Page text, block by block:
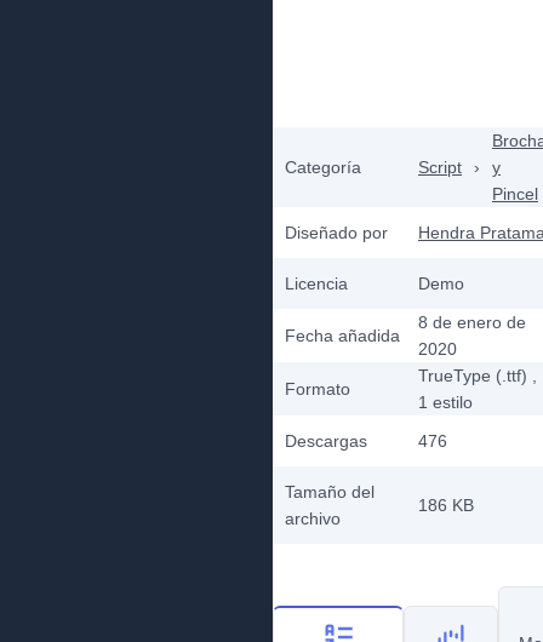
Categoría Script ›
y
Pincel
Diseñado por
Hendra
Licencia Demo
Fecha añadida
8 de enero de
2020
Formato
TrueType (.ttf)
1 estilo
Descargas
476
Tamaño del
archivo
186 KB